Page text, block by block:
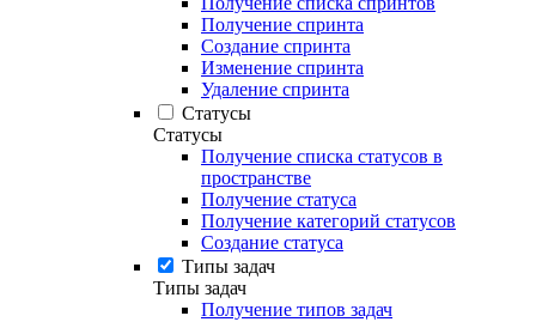
Получение спринта
Создание спринта
Изменение спринта
Удаление спринта
Статусы
Статусы
Получение списка статусов в
пространстве
Получение статуса
Получение категорий статусов
Создание статуса
Типы задач
Типы задач
Получение типов задач